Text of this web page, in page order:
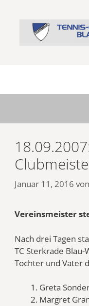
springen
Januar 11, 2016 von
Vereinsmeister
Nach drei Tagen
TC Sterkrade
Tochter und Vater
Greta
Margret